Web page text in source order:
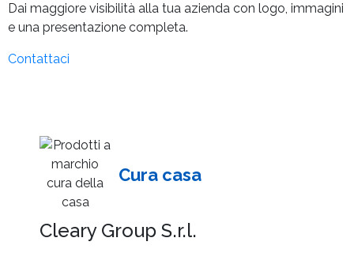
Dai maggiore visibilità alla tua azienda con logo, immagini
e una presentazione completa.
Contattaci
Cura casa
Cleary Group S.r.l.